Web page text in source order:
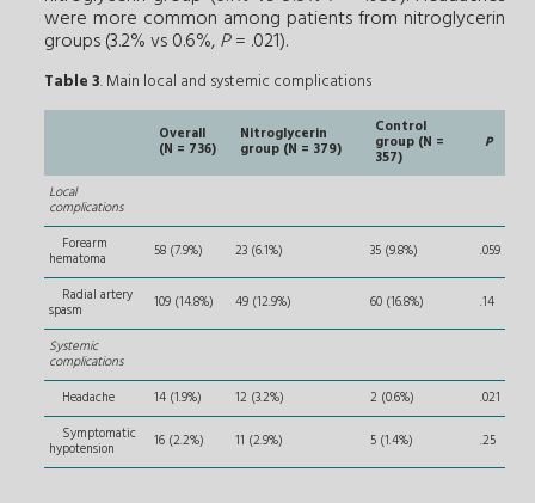
were more common among patients from nitroglycerin
groups (3.2% vs 0.6%,P= .021).
Table 3. Main local and systemic complications
Overall
(N = 736)
Nitroglycerin
group (N = 379)
Control
group (N =
357)
P
Local
complications
Forearm
hematoma 58 (7.9%) 23 (6.1%) 35 (9.8%) .059
Radial artery
spasm 109 (14.8%) 49 (12.9%) 60 (16.8%) .14
Systemic
complications
Headache
14 (1.9%) 12 (3.2%) 2 (0.6%)
.021
Symptomatic
hypotension 16 (2.2%) 11 (2.9%) 5 (1.4%) .25